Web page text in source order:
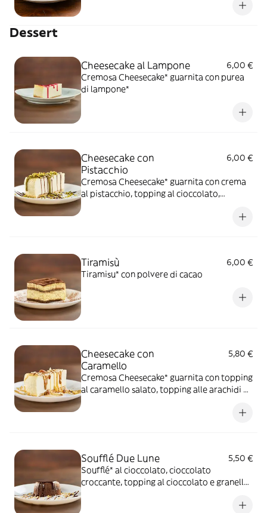
Dessert
Cheesecake al Lampone
6,00 €
Cremosa Cheesecake* guarnita con purea
di lampone*
Cheesecake con
Pistacchio
6,00 €
Cremosa Cheesecake* guarnita con crema
al pistacchio, topping al cioccolato,
Tiramisù
6,00 €
Tiramisu* con polvere di cacao
Cheesecake con
Caramello
5,80 €
Cremosa Cheesecake* guarnita con topping
al caramello salato, topping alle arachidi e
Soufflé Due Lune
5,50 €
Soufflé* al cioccolato, cioccolato
croccante, topping al cioccolato e granella